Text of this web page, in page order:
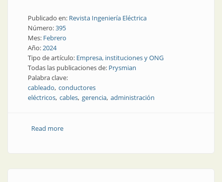
Publicado en: Revista Ingeniería Eléctrica
Número:395
Mes: Febrero
Año:2024
Tipo de artículo: Empresa, instituciones y ONG
Todas las publicaciones de: Prysmian
Palabra clave:
cableado conductores
eléctricos cables gerencia administración
Read moreabout La nueva estrategia de Prysmian